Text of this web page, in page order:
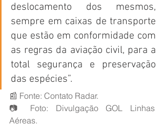
deslocamento dos mesmos,
sempre em caixas de transporte
que estão em conformidade com
as regras da aviação civil, para a
total segurança e preservação
das espécies”.
📰 Fonte: Contato Radar.
📷 Foto: Divulgação GOL Linhas
Aéreas.